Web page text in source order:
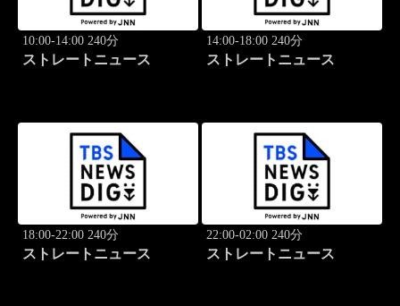
10:00-14:00 240分
ストレートニュース
14:00-18:00 240分
ストレートニュース
18:00-22:00 240分
ストレートニュース
22:00-02:00 240分
ストレートニュース